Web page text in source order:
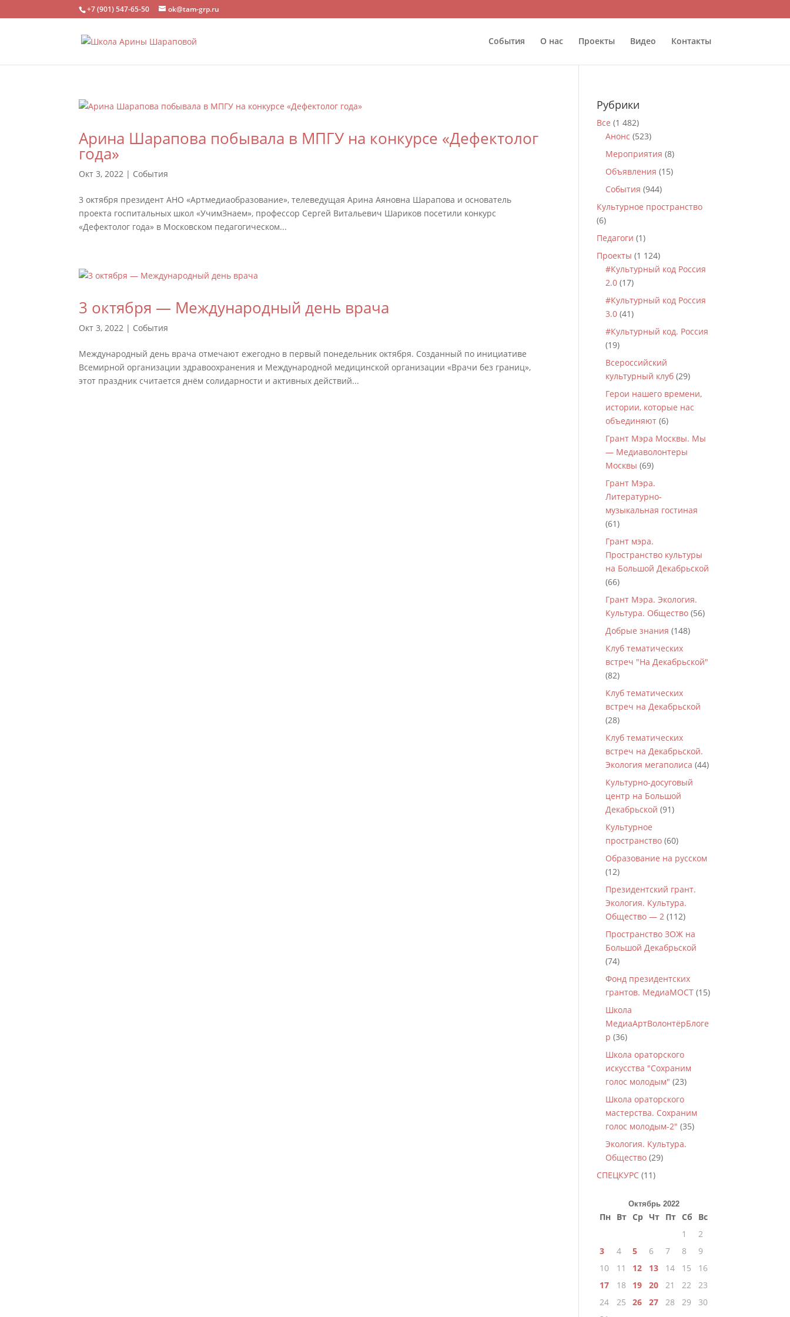
+7 (901) 547-65-50 ok@tam-grp.ru
События О нас Проекты Видео Контакты
Арина Шарапова побывала в МПГУ на конкурсе «Дефектолог
года»
Окт 3, 2022 | События
3 октября президент АНО «Артмедиаобразование», телеведущая Арина Аяновна Шарапова и основатель
проекта госпитальных школ «УчимЗнаем», профессор Сергей Витальевич Шариков посетили конкурс
«Дефектолог года» в Московском педагогическом...
3 октября — Международный день врача
Окт 3, 2022 | События
Международный день врача отмечают ежегодно в первый понедельник октября. Созданный по инициативе
Всемирной организации здравоохранения и Международной медицинской организации «Врачи без границ»,
этот праздник считается днём солидарности и активных действий...
Рубрики
Все (1 482)
Анонс (523)
Мероприятия (8)
Объявления (15)
События (944)
Культурное пространство
(6)
Педагоги (1)
Проекты (1 124)
#Культурный код Россия
2.0 (17)
#Культурный код Россия
3.0 (41)
#Культурный код. Россия
(19)
Всероссийский
культурный клуб (29)
Герои нашего времени,
истории, которые нас
объединяют (6)
Грант Мэра Москвы. Мы
— Медиаволонтеры
Москвы (69)
Грант Мэра.
Литературно-
музыкальная гостиная
(61)
Грант мэра.
Пространство культуры
на Большой Декабрьской
(66)
Грант Мэра. Экология.
Культура. Общество (56)
Добрые знания (148)
Клуб тематических
встреч "На Декабрьской"
(82)
Клуб тематических
встреч на Декабрьской
(28)
Клуб тематических
встреч на Декабрьской.
Экология мегаполиса (44)
Культурно-досуговый
центр на Большой
Декабрьской (91)
Культурное
пространство (60)
Образование на русском
(12)
Президентский грант.
Экология. Культура.
Общество — 2 (112)
Пространство ЗОЖ на
Большой Декабрьской
(74)
Фонд президентских
грантов. МедиаМОСТ (15)
Школа
МедиаАртВолонтёрБлоге
р (36)
Школа ораторского
искусства "Сохраним
голос молодым" (23)
Школа ораторского
мастерства. Сохраним
голос молодым-2" (35)
Экология. Культура.
Общество (29)
СПЕЦКУРС (11)
Октябрь 2022
Пн Вт Ср Чт Пт Сб
Вс
1
2
3
4 5 6 7 8
9
10
11 12 13 14 15
16
17
18 19 20 21 22
23
24
25 26 27 28 29
30